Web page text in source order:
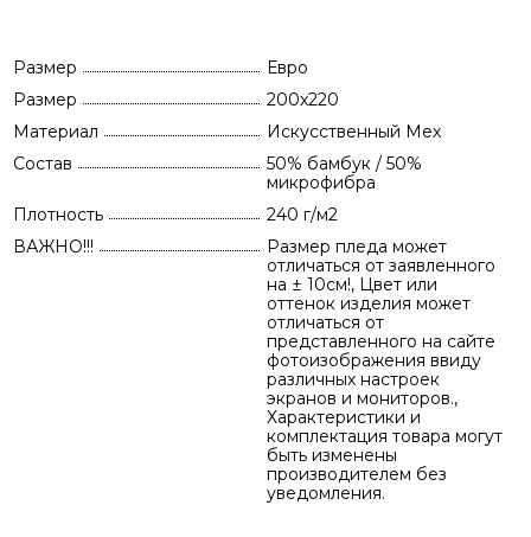
Размер
Евро
Размер
200x220
Материал
Искусственный Мех
Состав
50% бамбук / 50%
микрофибра
Плотность
240 г/м2
ВАЖНО!!!
Размер пледа может
отличаться от заявленного
на ± 10см!, Цвет или
оттенок изделия может
отличаться от
представленного на сайте
фотоизображения ввиду
различных настроек
экранов и мониторов.,
Характеристики и
комплектация товара могут
быть изменены
производителем без
уведомления.